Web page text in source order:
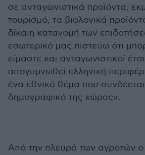
σε ανταγωνιστικά προϊόντα,
τουρισμό, τα βιολογικά
δίκαιη κατανομή των
εσωτερικό μας πιστεύω ότι
είμαστε και ανταγωνιστικοί
απογυμνωθεί ελληνική
ένα εθνικό θέμα που
δημογραφικό της χώρας».
Από την πλευρά των αγροτών